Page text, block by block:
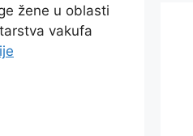
žene u oblasti
vakufa